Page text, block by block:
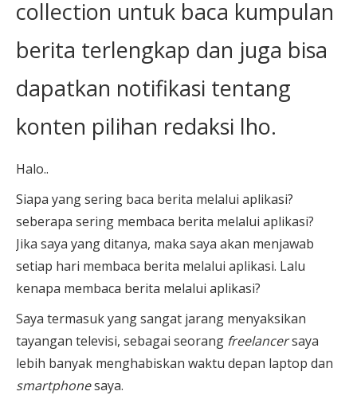
collection untuk baca kumpulan
berita terlengkap dan juga bisa
dapatkan notifikasi tentang
konten pilihan redaksi lho.
Halo..
Siapa yang sering baca berita melalui aplikasi?
seberapa sering membaca berita melalui aplikasi?
Jika saya yang ditanya, maka saya akan menjawab
setiap hari membaca berita melalui aplikasi. Lalu
kenapa membaca berita melalui aplikasi?
Saya termasuk yang sangat jarang menyaksikan
tayangan televisi, sebagai seorang freelancersaya
lebih banyak menghabiskan waktu depan laptop dan
smartphonesaya.